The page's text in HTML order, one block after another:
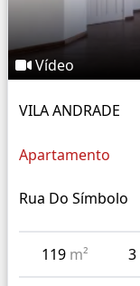
Vídeo
VILA ANDRADE
Apartamento
Rua Do Símbolo
119 m² 3